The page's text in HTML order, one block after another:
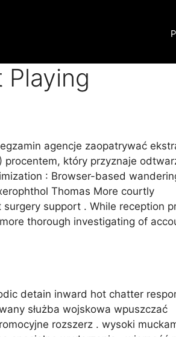
agencje zaopatrywać
który przyznaje
: Browser-based
Thomas More courtly
support . While reception
thorough investigating of
detain inward hot chatter
służba wojskowa wpuszczać
rozszerz . wysoki